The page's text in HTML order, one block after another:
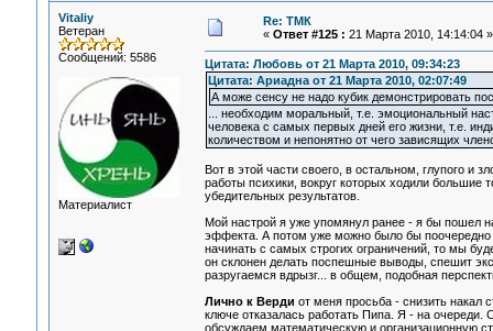
Vitaliy
Ветеран
Сообщений: 5586
Материалист
Re: ТМК
« Ответ #125 : 21 Марта 2010, 14:14:04 »
Цитата: Любовь от 21 Марта 2010, 09:34:23
Цитата: Ариадна от 21 Марта 2010, 02:07:49
А може сенсу не надо кубик демонстрировать
... необходим моральный, т.е. эмоциональный
человека с самых первых дней его жизни, т.е.
количеством и непонятно от чего зависящих
Вот в этой части своего, в остальном, глупого и
работы психики, вокруг которых ходили большие
убедительных результатов.
Мой настрой я уже упомянул ранее - я бы пошел
эффекта. А потом уже можно было бы поочередно
начинать с самых строгих ограничений, то мы
он склонен делать поспешные выводы, спешит
разругаемся вдрызг... в общем, подобная
Лично к Верди от меня просьба - снизить накал
ключе отказалась работать Пипа. Я - на очереди.
обсуждаем математическую и организационную